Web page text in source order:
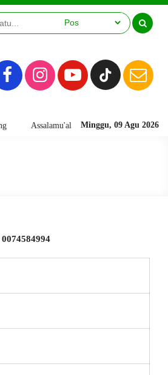
Minggu, 09 Agu 2026
Assalamu'alaikum warahmatullahi
0074584994